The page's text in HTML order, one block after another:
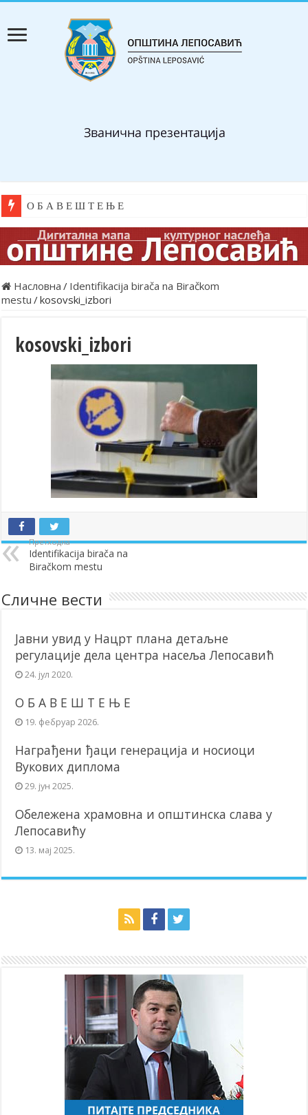
О Б А В Е Ш Т Е Њ Е
Насловна / Identifikacija birača na Biračkom
mestu /kosovski_izbori
kosovski_izbori
Претходна
Identifikacija birača na
Biračkom mestu
Сличне вести
Јавни увид у Нацрт плана детаљне
регулације дела центра насеља Лепосавић
24. јул 2020.
О Б А В Е Ш Т Е Њ Е
19. фебруар 2026.
Награђени ђаци генерација и носиоци
Вукових диплома
29. јун 2025.
Обележена храмовна и општинска слава у
Лепосавићу
13. мај 2025.